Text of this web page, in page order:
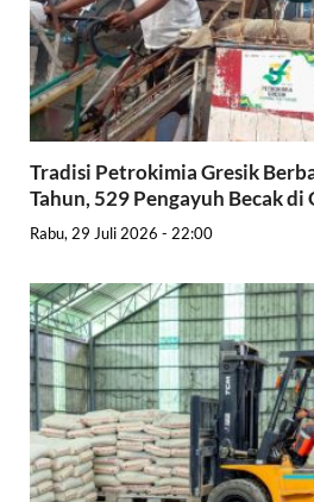
Tradisi Petrokimia Gresik
Tahun, 529 Pengayuh Becak di
Rabu, 29 Juli 2026 - 22:00